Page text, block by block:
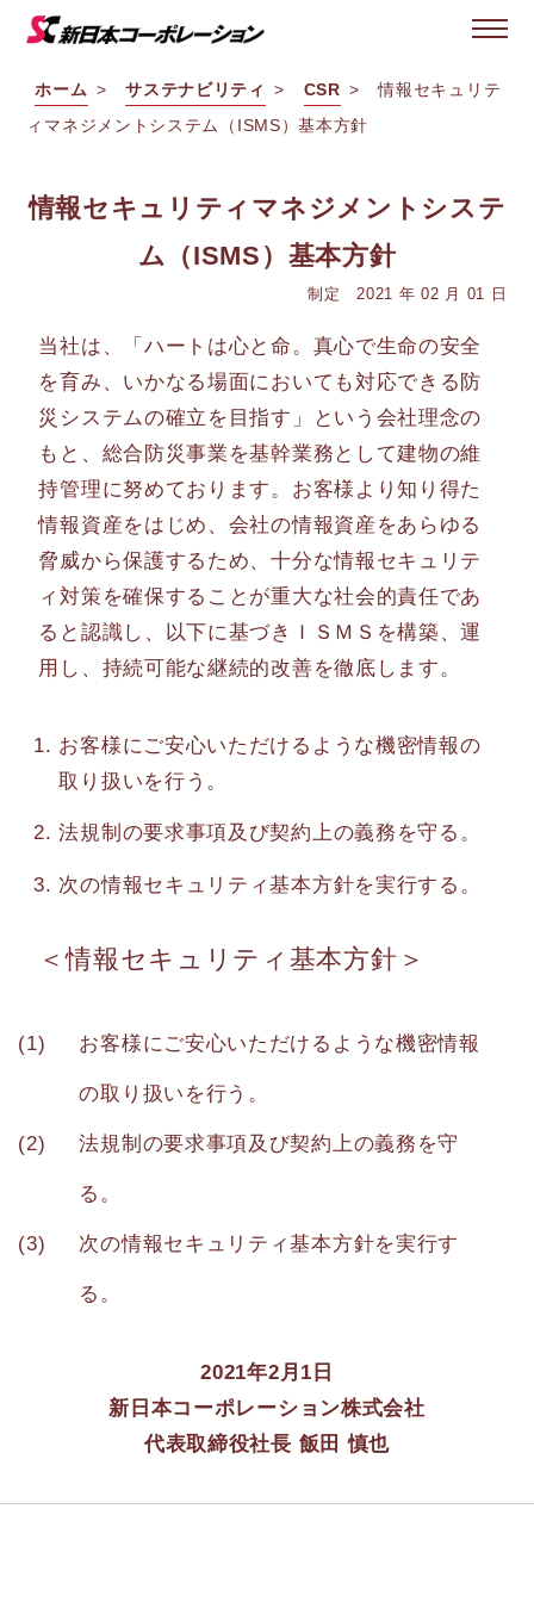
ホーム サステナビリティ CSR
情報セキュリテ
ィマネジメントシステム（ISMS）基本方針
情報セキュリティマネジメントシステ
ム（ISMS）基本方針
制定 2021 年 02 月 01 日
当社は、「ハートは心と命。真心で生命の安全
を育み、いかなる場面においても対応できる防
災システムの確立を目指す」という会社理念の
もと、総合防災事業を基幹業務として建物の維
持管理に努めております。お客様より知り得た
情報資産をはじめ、会社の情報資産をあらゆる
脅威から保護するため、十分な情報セキュリテ
ィ対策を確保することが重大な社会的責任であ
ると認識し、以下に基づきＩＳＭＳを構築、運
用し、持続可能な継続的改善を徹底します。
お客様にご安心いただけるような機密情報の
取り扱いを行う。
法規制の要求事項及び契約上の義務を守る。
次の情報セキュリティ基本方針を実行する。
＜情報セキュリティ基本方針＞
お客様にご安心いただけるような機密情報
の取り扱いを行う。
法規制の要求事項及び契約上の義務を守
る。
次の情報セキュリティ基本方針を実行す
る。
2021年2月1日
新日本コーポレーション株式会社
代表取締役社長 飯田 慎也